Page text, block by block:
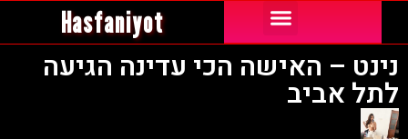
Hasfaniyot
נינט – האישה הכי עדינה הגיעה
לתל אביב